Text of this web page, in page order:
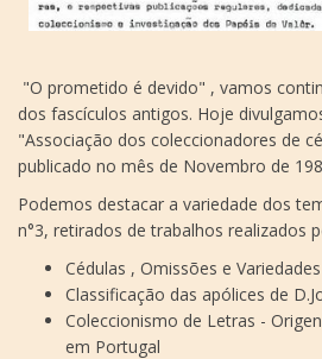
"O prometido é devido" , vamos
dos fascículos antigos. Hoje
"Associação dos coleccionadores de
publicado no mês de Novembro de
Podemos destacar a variedade dos
n°3, retirados de trabalhos realizados
Cédulas , Omissões e Variedades
Classificação das apólices de
Coleccionismo de Letras -
em Portugal